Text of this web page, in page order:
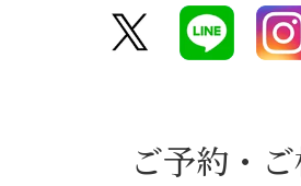
ご予約・